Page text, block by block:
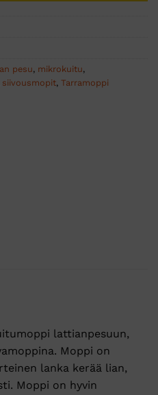
pesu, mikrokuitu,
siivousmopit, Tarramoppi
lattianpesuun,
Moppi on
lanka kerää lian,
Moppi on hyvin